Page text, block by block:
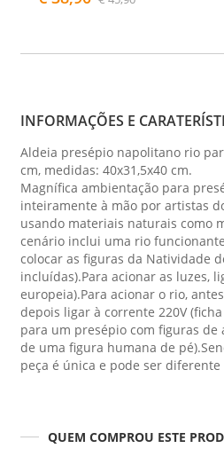
INFORMAÇÕES E
Aldeia presépio napolitano rio
cm, medidas: 40x31,5x40 cm.
Magnífica ambientação para
inteiramente à mão por artistas
usando materiais naturais como
cenário inclui uma rio
colocar as figuras da Natividade
incluídas).Para acionar as luzes,
europeia).Para acionar o rio,
depois ligar à corrente 220V
para um presépio com figuras
de uma figura humana de
peça é única e pode ser diferente
QUEM COMPROU ESTE